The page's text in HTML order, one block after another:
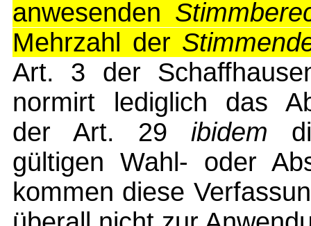
anwesenden
Mehrzahl der
Art. 3 der
normirt lediglich das
der Art. 29 ibidem
gültigen Wahl- oder
kommen diese